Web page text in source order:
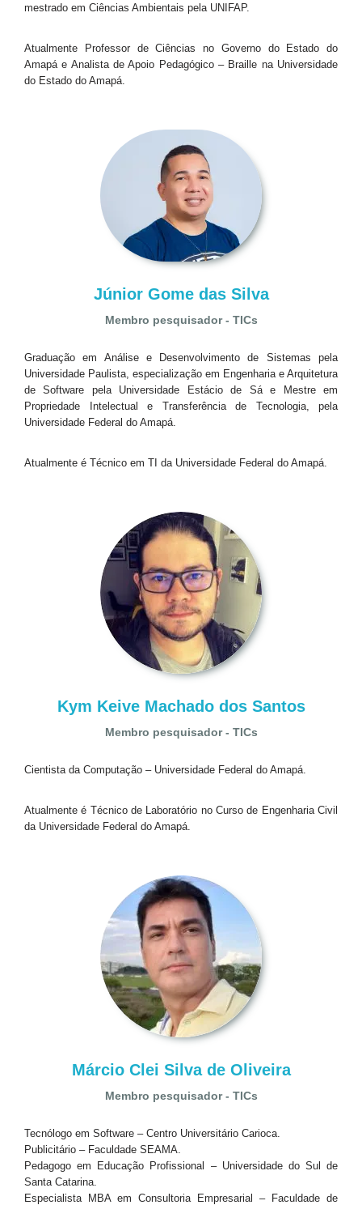
mestrado em Ciências Ambientais pela UNIFAP.
Atualmente Professor de Ciências no Governo do Estado do
Amapá e Analista de Apoio Pedagógico – Braille na Universidade
do Estado do Amapá.
Júnior Gome das Silva
Membro pesquisador - TICs
Graduação em Análise e Desenvolvimento de Sistemas pela
Universidade Paulista, especialização em Engenharia e Arquitetura
de Software pela Universidade Estácio de Sá e Mestre em
Propriedade Intelectual e Transferência de Tecnologia, pela
Universidade Federal do Amapá.
Atualmente é Técnico em TI da Universidade Federal do Amapá.
Kym Keive Machado dos Santos
Membro pesquisador - TICs
Cientista da Computação – Universidade Federal do Amapá.
Atualmente é Técnico de Laboratório no Curso de Engenharia Civil
da Universidade Federal do Amapá.
Márcio Clei Silva de Oliveira
Membro pesquisador - TICs
Tecnólogo em Software – Centro Universitário Carioca.
Publicitário – Faculdade SEAMA.
Pedagogo em Educação Profissional – Universidade do Sul de
Santa Catarina.
Especialista MBA em Consultoria Empresarial – Faculdade de